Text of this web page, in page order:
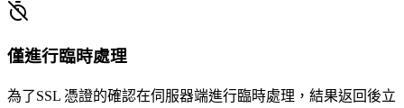
僅進行臨時處理
為了SSL 憑證的確認在伺服器端進行臨時處理，結果返回後立